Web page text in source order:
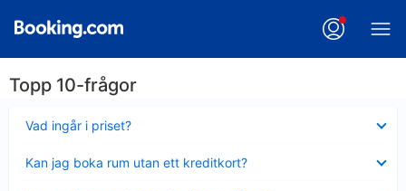
Topp 10-frågor
Vad ingår i priset?
mindre
Kan jag boka rum utan ett kreditkort?
mindre